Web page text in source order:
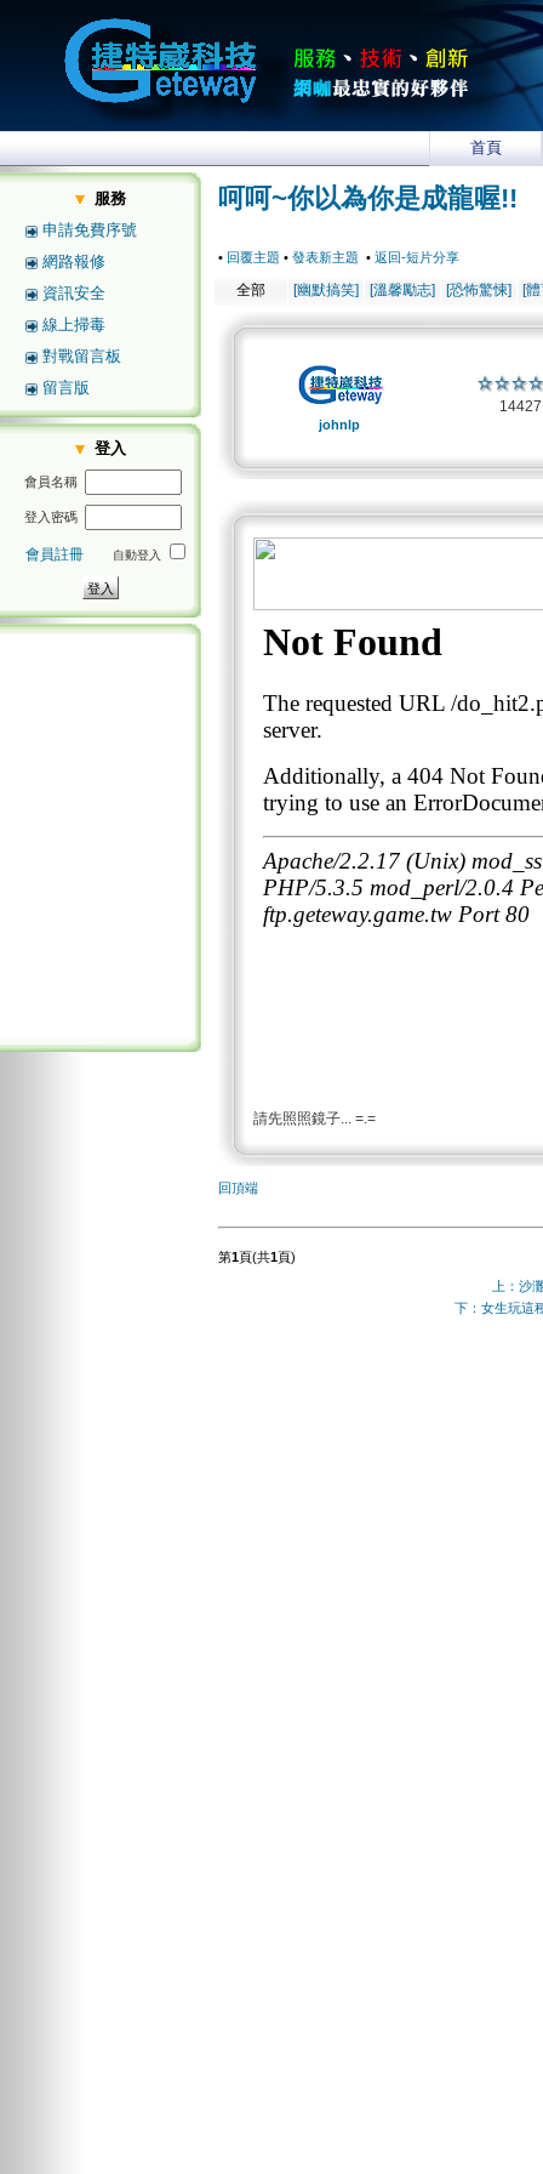
首頁
服務
申請免費序號
網路報修
資訊安全
線上掃毒
對戰留言板
留言版
登入
會員名稱
登入密碼
會員註冊 自動登入
呵呵~你以為你是成龍喔!!
• 回覆主題 • 發表新主題 • 返回-短片分享
全部 [幽默搞笑] [溫馨勵志] [恐怖驚悚] [
johnlp
請先照照鏡子... =.=
回頂端
第1頁(共1頁)
上：沙
下：女生玩這